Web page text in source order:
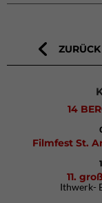
14
Filmfest St.
11.
Ithwerk-